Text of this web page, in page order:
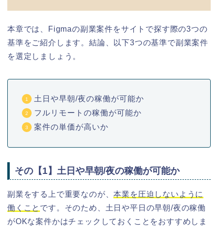
本章では、Figmaの副業案件をサイトで探す際の3つの
基準をご紹介します。結論、以下3つの基準で副業案件
を選定しましょう。
土日や早朝/夜の稼働が可能か
フルリモートの稼働が可能か
案件の単価が高いか
その【1】土日や早朝/夜の稼働が可能か
副業をする上で重要なのが、本業を圧迫しないように
働くこと です。そのため、土日や平日の早朝/夜の稼働
がOKな案件かはチェックしておくことをおすすめしま